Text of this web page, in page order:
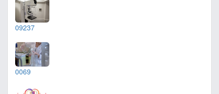
09237
0069